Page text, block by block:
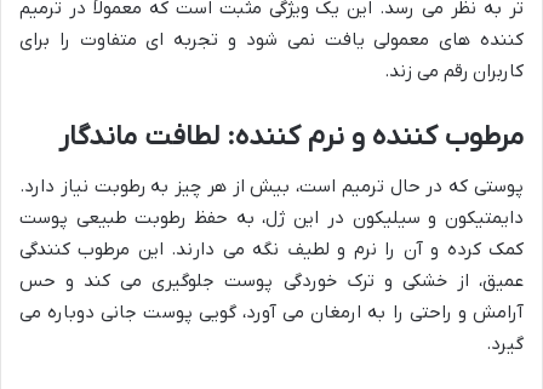
تر به نظر می رسد. این یک ویژگی مثبت است که معمولاً در ترمیم
کننده های معمولی یافت نمی شود و تجربه ای متفاوت را برای
کاربران رقم می زند.
مرطوب کننده و نرم کننده: لطافت ماندگار
پوستی که در حال ترمیم است، بیش از هر چیز به رطوبت نیاز دارد.
دایمتیکون و سیلیکون در این ژل، به حفظ رطوبت طبیعی پوست
کمک کرده و آن را نرم و لطیف نگه می دارند. این مرطوب کنندگی
عمیق، از خشکی و ترک خوردگی پوست جلوگیری می کند و حس
آرامش و راحتی را به ارمغان می آورد، گویی پوست جانی دوباره می
گیرد.